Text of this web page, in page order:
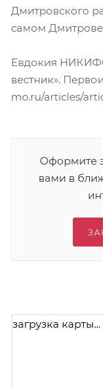
Дмитровского
самом
Евдокия
вестник».
mo.ru/articles/
Оформите
вами в
загрузка карты...